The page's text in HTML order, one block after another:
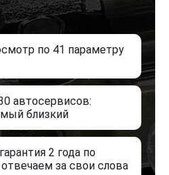
по 41 параметру
автосервисов:
близкий
2 года по
за свои слова